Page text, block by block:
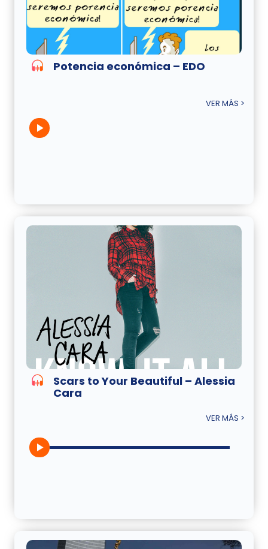
Potencia económica – EDO
VER MÁS >
Scars to Your Beautiful – Alessia
Cara
VER MÁS >